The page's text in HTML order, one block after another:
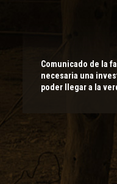
Comunicado de la
necesaria una
poder llegar a la